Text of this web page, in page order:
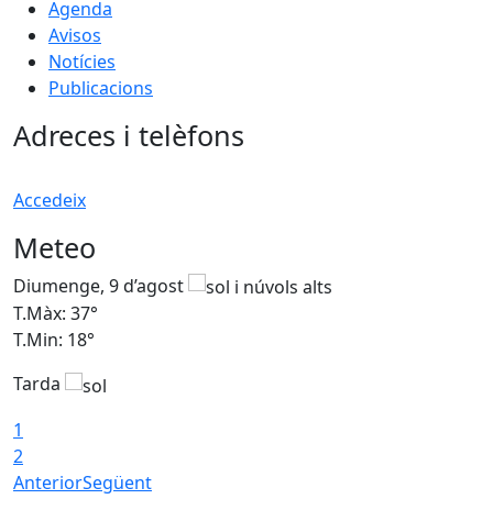
Agenda
Avisos
Notícies
Publicacions
Adreces i telèfons
Accedeix
Meteo
Diumenge, 9 d’agost
T.Màx: 37°
T.Min: 18°
Tarda
1
2
AnteriorSegüent